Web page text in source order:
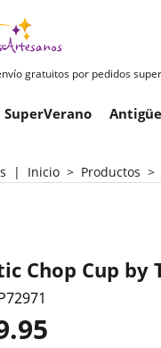
gratuitos por pedidos
SuperVerano
| Inicio > Productos >
Chop Cup by